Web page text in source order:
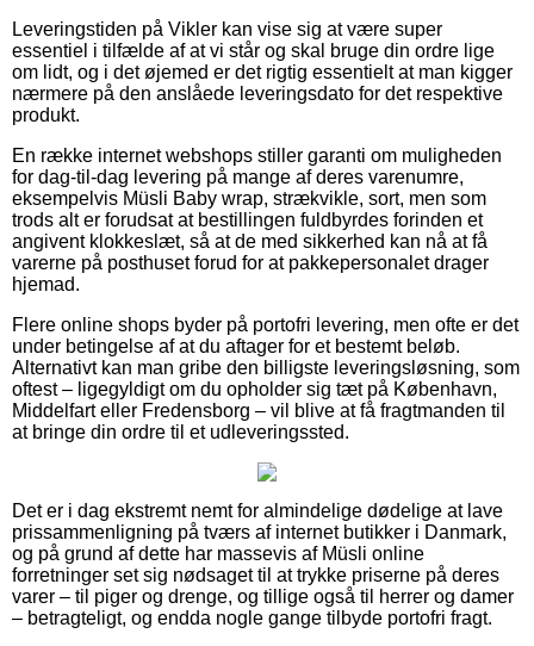
Leveringstiden på Vikler kan vise sig at være super
essentiel i tilfælde af at vi står og skal bruge din ordre lige
om lidt, og i det øjemed er det rigtig essentielt at man kigger
nærmere på den anslåede leveringsdato for det respektive
produkt.
En række internet webshops stiller garanti om muligheden
for dag-til-dag levering på mange af deres varenumre,
eksempelvis Müsli Baby wrap, strækvikle, sort, men som
trods alt er forudsat at bestillingen fuldbyrdes forinden et
angivent klokkeslæt, så at de med sikkerhed kan nå at få
varerne på posthuset forud for at pakkepersonalet drager
hjemad.
Flere online shops byder på portofri levering, men ofte er det
under betingelse af at du aftager for et bestemt beløb.
Alternativt kan man gribe den billigste leveringsløsning, som
oftest – ligegyldigt om du opholder sig tæt på København,
Middelfart eller Fredensborg – vil blive at få fragtmanden til
at bringe din ordre til et udleveringssted.
Det er i dag ekstremt nemt for almindelige dødelige at lave
prissammenligning på tværs af internet butikker i Danmark,
og på grund af dette har massevis af Müsli online
forretninger set sig nødsaget til at trykke priserne på deres
varer – til piger og drenge, og tillige også til herrer og damer
– betragteligt, og endda nogle gange tilbyde portofri fragt.